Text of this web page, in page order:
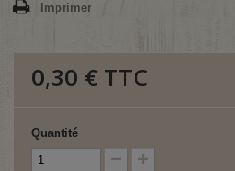
Imprimer
0,30 € TTC
Quantité